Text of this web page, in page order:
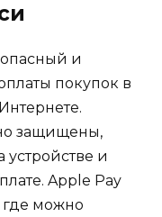
и
покупок в
защищены,
устройстве и
Apple Pay
где можно